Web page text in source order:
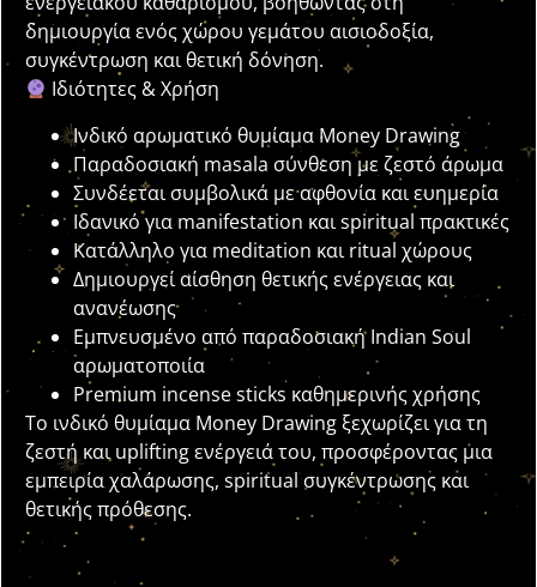
δημιουργία ενός χώρου γεμάτου αισιοδοξία,
συγκέντρωση και θετική δόνηση.
Ιδιότητες & Χρήση
Ινδικό αρωματικό θυμίαμα Money Drawing
Παραδοσιακή masala σύνθεση με ζεστό άρωμα
Συνδέεται συμβολικά με αφθονία και ευημερία
Ιδανικό για manifestation και spiritual πρακτικές
Κατάλληλο για meditation και ritual χώρους
Δημιουργεί αίσθηση θετικής ενέργειας και
ανανέωσης
Εμπνευσμένο από παραδοσιακή Indian Soul
αρωματοποιία
Premium incense sticks καθημερινής χρήσης
Το ινδικό θυμίαμα Money Drawing ξεχωρίζει για τη
ζεστή και uplifting ενέργειά του, προσφέροντας μια
εμπειρία χαλάρωσης, spiritual συγκέντρωσης και
θετικής πρόθεσης.